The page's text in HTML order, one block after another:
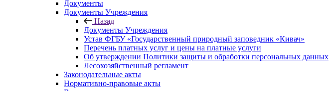
Документы
Документы Учреждения
Назад
Документы Учреждения
Устав ФГБУ «Государственный природный заповедник «Кивач»
Перечень платных услуг и цены на платные услуги
Об утверждении Политики защиты и обработки персональных данных
Лесохозяйственный регламент
Законодательные акты
Нормативно-правовые акты